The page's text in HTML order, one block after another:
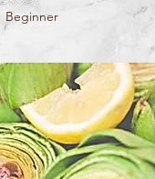
Beginner